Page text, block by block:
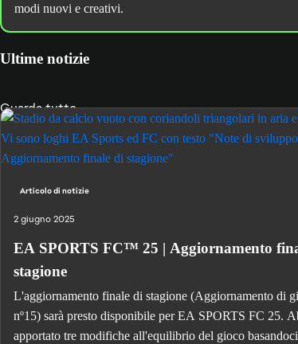
modi nuovi e creativi.
Ultime notizie
Guarda tutto
Articolo di notizie
2 giugno 2025
EA SPORTS FC™ 25 | Aggiornamento
stagione
L'aggiornamento finale di stagione (Aggiornamento di
nº15) sarà presto disponibile per EA SPORTS FC 25.
apportato tre modifiche all'equilibrio del gioco